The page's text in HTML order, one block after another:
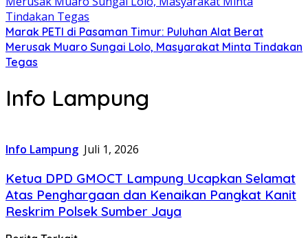
Marak PETI di Pasaman Timur: Puluhan Alat Berat
Merusak Muaro Sungai Lolo, Masyarakat Minta Tindakan
Tegas
Info Lampung
Info Lampung Juli 1, 2026
Ketua DPD GMOCT Lampung Ucapkan Selamat
Atas Penghargaan dan Kenaikan Pangkat Kanit
Reskrim Polsek Sumber Jaya